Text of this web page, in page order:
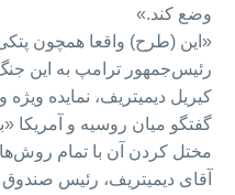
وضع کند.»
«این (طرح) واقعا همچون
رئیس‌جمهور ترامپ به این
کیریل دیمیتریف، نمایده ویژه
گفتگو میان روسیه و آمریکا
مختل کردن آن با تمام
آقای دیمیتریف، رئیس